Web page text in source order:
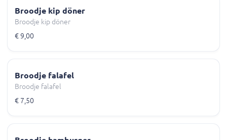
Broodje kip döner
Broodje kip döner
€ 9,00
Broodje falafel
Broodje falafel
€ 7,50